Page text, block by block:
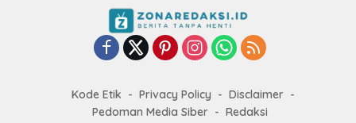
Kode Etik Privacy Policy
Disclaimer
Pedoman Media Siber
Redaksi